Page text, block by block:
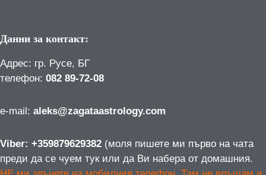
Данни за контакт:
Адрес: гр. Русе, БГ
телефон: 082 89-72-08
е-mail: aleks@zagataastrology.com
Viber: +359879629382 (моля пишете ми първо на чата
преди да се чуем тук или да Ви набера от домашния.